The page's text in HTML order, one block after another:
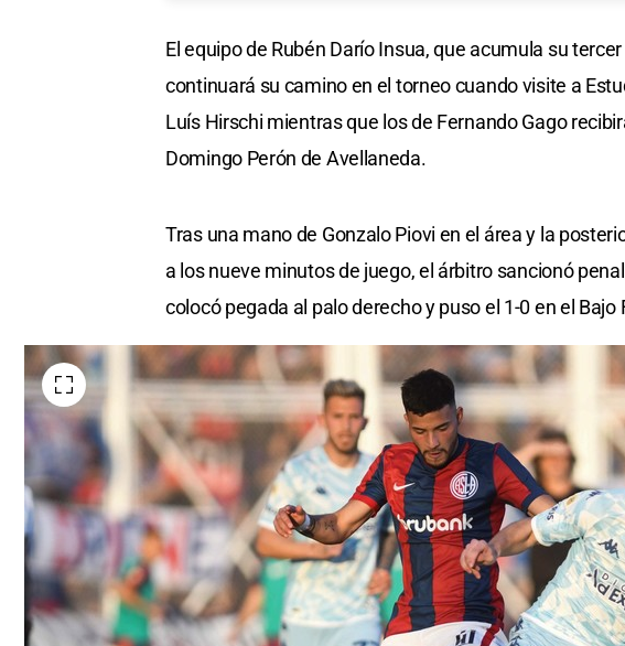
El equipo de Rubén Darío Insua, que acumula su
continuará su camino en el torneo cuando visite a
Luís Hirschi mientras que los de Fernando Gago
Domingo Perón de Avellaneda.
Tras una mano de Gonzalo Piovi en el área y la
a los nueve minutos de juego, el árbitro sancionó
colocó pegada al palo derecho y puso el 1-0 en el Bajo